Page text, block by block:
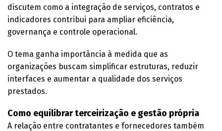
discutem como a integração de serviços, contratos e
indicadores contribui para ampliar eficiência,
governança e controle operacional.
O tema ganha importância à medida que as
organizações buscam simplificar estruturas, reduzir
interfaces e aumentar a qualidade dos serviços
prestados.
Como equilibrar terceirização e gestão própria
A relação entre contratantes e fornecedores também